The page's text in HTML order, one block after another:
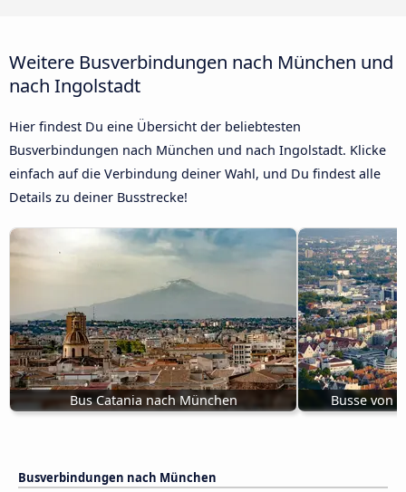
Weitere Busverbindungen nach München und
nach Ingolstadt
Hier findest Du eine Übersicht der beliebtesten
Busverbindungen nach München und nach Ingolstadt. Klicke
einfach auf die Verbindung deiner Wahl, und Du findest alle
Details zu deiner Busstrecke!
Bus Catania nach München Busse von
Busverbindungen nach München